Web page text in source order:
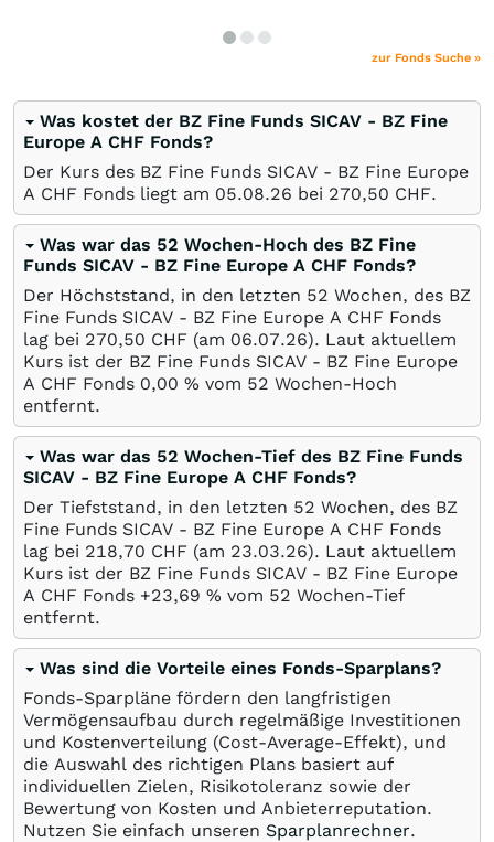
zur Fonds Suche »
Was kostet der BZ Fine Funds SICAV - BZ Fine
Europe A CHF Fonds?
Der Kurs des BZ Fine Funds SICAV - BZ Fine Europe
A CHF Fonds liegt am 05.08.26 bei 270,50 CHF.
Was war das 52 Wochen-Hoch des BZ Fine
Funds SICAV - BZ Fine Europe A CHF Fonds?
Der Höchststand, in den letzten 52 Wochen, des BZ
Fine Funds SICAV - BZ Fine Europe A CHF Fonds
lag bei 270,50 CHF (am 06.07.26). Laut aktuellem
Kurs ist der BZ Fine Funds SICAV - BZ Fine Europe
A CHF Fonds 0,00 % vom 52 Wochen-Hoch
entfernt.
Was war das 52 Wochen-Tief des BZ Fine Funds
SICAV - BZ Fine Europe A CHF Fonds?
Der Tiefststand, in den letzten 52 Wochen, des BZ
Fine Funds SICAV - BZ Fine Europe A CHF Fonds
lag bei 218,70 CHF (am 23.03.26). Laut aktuellem
Kurs ist der BZ Fine Funds SICAV - BZ Fine Europe
A CHF Fonds +23,69 % vom 52 Wochen-Tief
entfernt.
Was sind die Vorteile eines Fonds-Sparplans?
Fonds-Sparpläne fördern den langfristigen
Vermögensaufbau durch regelmäßige Investitionen
und Kostenverteilung (Cost-Average-Effekt), und
die Auswahl des richtigen Plans basiert auf
individuellen Zielen, Risikotoleranz sowie der
Bewertung von Kosten und Anbieterreputation.
Nutzen Sie einfach unseren Sparplanrechner.